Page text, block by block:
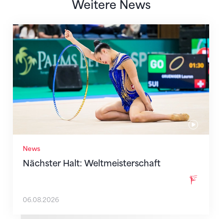
Weitere News
News
Nächster Halt: Weltmeisterschaft
Nächster Halt: Weltmeisterschaft
06.08.2026